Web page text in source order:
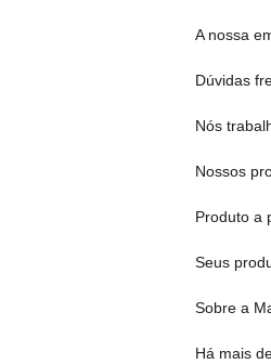
A nossa
Dúvidas
Nós
Nossos
Produto a
Seus
Sobre a
Há mais